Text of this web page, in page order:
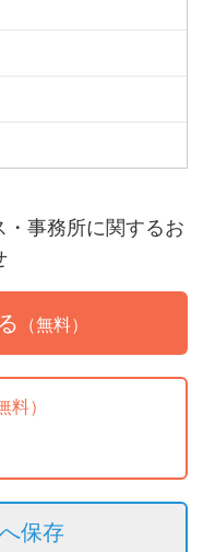
・事務所に関するお
（無料）
料）
保存